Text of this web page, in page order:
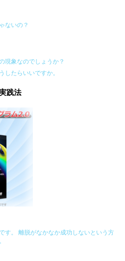
ないの？
現象なのでしょうか？
したらいいですか。
践法
す。 離脱がなかなか成功しないという方